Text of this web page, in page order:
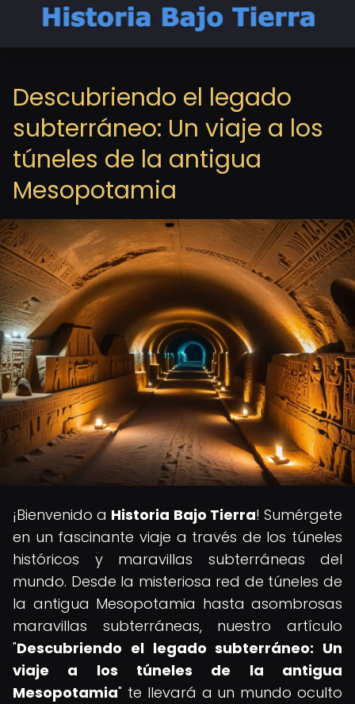
Descubriendo el legado
subterráneo: Un viaje a los
túneles de la antigua
Mesopotamia
¡Bienvenido a Historia Bajo Tierra! Sumérgete
en un fascinante viaje a través de los túneles
históricos y maravillas subterráneas del
mundo. Desde la misteriosa red de túneles de
la antigua Mesopotamia hasta asombrosas
maravillas subterráneas, nuestro artículo
"Descubriendo el legado subterráneo: Un
viaje a los túneles de la antigua
Mesopotamia" te llevará a un mundo oculto